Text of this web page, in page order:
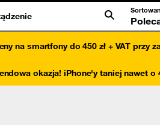
na smartfony do 450 zł + VAT przy
okazja! iPhone'y taniej nawet o